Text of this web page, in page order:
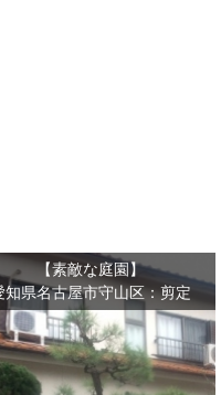
【素敵な庭園】
知県名古屋市守山区：剪定